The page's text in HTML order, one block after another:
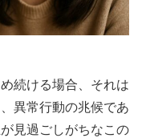
続ける場合、それは
異常行動の兆候であ
見過ごしがちなこの